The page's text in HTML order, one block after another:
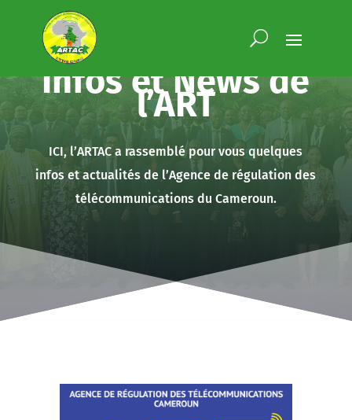
Infos et News de
l’ART
ICI, l’ARTAC a rassemblé pour vous quelques
infos et actualités de l’Agence de régulation des
télécommunications du Cameroun.